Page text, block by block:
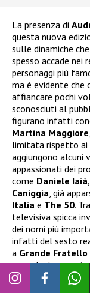
La presenza di
questa nuova
sulle dinamiche
spesso accade nei
personaggi più
ma è evidente che
affiancare pochi
sconosciuti al
figurano infatti
Martina Maggiore
limitata rispetto ai
aggiungono
appassionati dei
come Daniele
Caniggia, già
Italia e The 50.
televisiva spicca
dei nomi più
infatti del sesto
a Grande Fratello
precedente
In attesa della